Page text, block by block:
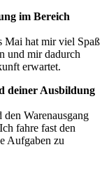
im Bereich
Mai hat mir viel Spaß
und mir dadurch
erwartet.
deiner Ausbildung
Warenausgang
fahre fast den
Aufgaben zu